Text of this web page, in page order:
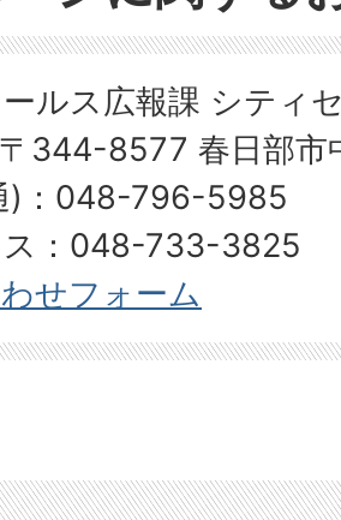
ルス広報課 シティ
344-8577 春日部市
)：048-796-5985
ス：048-733-3825
せフォーム